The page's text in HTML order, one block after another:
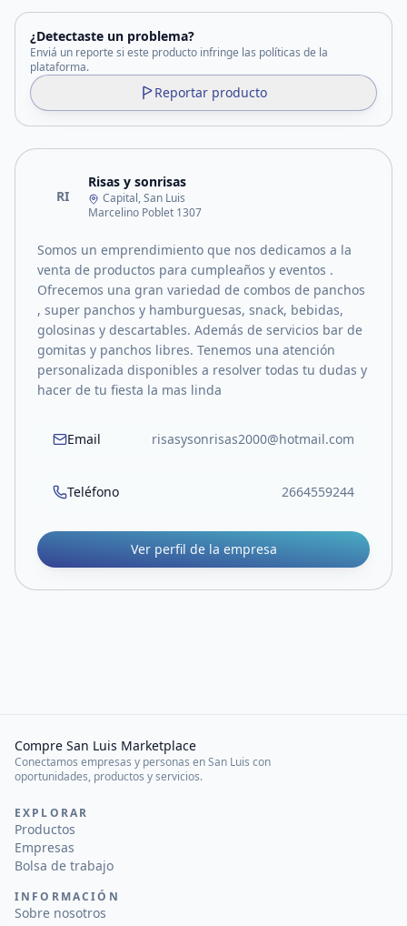
¿Detectaste un problema?
Enviá un reporte si este producto infringe las políticas de la
plataforma.
Reportar producto
RI
Risas y sonrisas
Capital, San Luis
Marcelino Poblet 1307
Somos un emprendimiento que nos dedicamos a la
venta de productos para cumpleaños y eventos .
Ofrecemos una gran variedad de combos de panchos
, super panchos y hamburguesas, snack, bebidas,
golosinas y descartables. Además de servicios bar de
gomitas y panchos libres. Tenemos una atención
personalizada disponibles a resolver todas tu dudas y
hacer de tu fiesta la mas linda
Email risasysonrisas2000@hotmail.com
Teléfono 2664559244
Ver perfil de la empresa
Compre San Luis Marketplace
Conectamos empresas y personas en San Luis con
oportunidades, productos y servicios.
EXPLORAR
Productos
Empresas
Bolsa de trabajo
INFORMACIÓN
Sobre nosotros